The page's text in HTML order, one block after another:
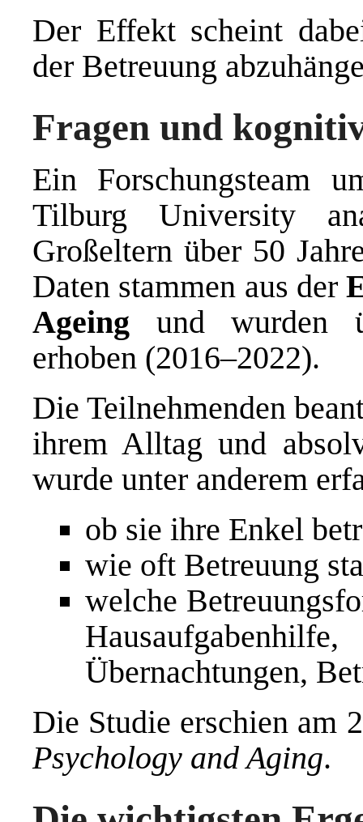
Der Effekt scheint
der Betreuung
Fragen und
Ein Forschungsteam
Tilburg University
Großeltern über 50
Daten stammen aus der
Ageing und wurden
erhoben (2016–2022).
Die Teilnehmenden
ihrem Alltag und
wurde unter anderem
ob sie ihre Enkel
wie oft Betreuung
welche
Übernachtungen,
Die Studie erschien am
Psychology and Aging.